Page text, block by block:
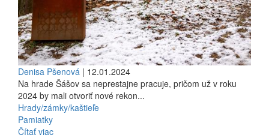
Denisa Pšenová | 12.01.2024
Na hrade Šášov sa neprestajne pracuje, pričom už v roku
2024 by mali otvoriť nové rekon...
Hrady/zámky/kaštieľe
Pamiatky
Čítať viac